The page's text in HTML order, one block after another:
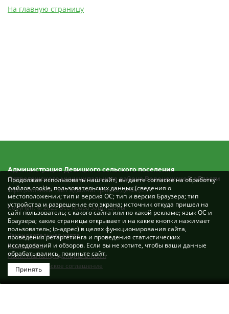
На главную страницу
Администрация Девицкого сельского поселения
Острогожского муниципального района Воронежской области
Официальный сайт администрации Девицкого
Copyright © 2023 Все права защищены.
Законодательная карта
Карта сайта
Политика конфиденциальности
Пользовательское соглашение
Разработка сайта:
Продолжая использовать наш сайт, вы даете согласие на обработку
файлов cookie, пользовательских данных (сведения о
местоположении; тип и версия ОС; тип и версия Браузера; тип
устройства и разрешение его экрана; источник откуда пришел на
сайт пользователь; с какого сайта или по какой рекламе; язык ОС и
Браузера; какие страницы открывает и на какие кнопки нажимает
пользователь; ip-адрес) в целях функционирования сайта,
проведения ретаргетинга и проведения статистических
исследований и обзоров. Если вы не хотите, чтобы ваши данные
обрабатывались, покиньте сайт.
Принять